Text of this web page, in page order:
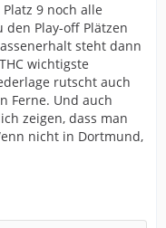
9 noch alle
Play-off Plätzen
steht dann
wichtigste
rutscht auch
Ferne. Und auch
zeigen, dass man
nicht in Dortmund,